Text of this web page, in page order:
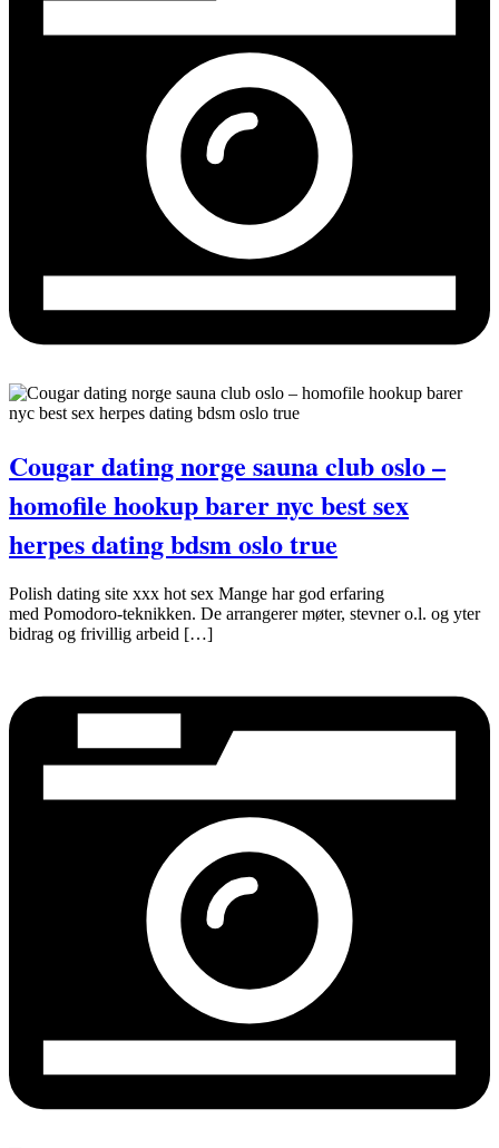
Cougar dating norge sauna club oslo –
homofile hookup barer nyc best sex
herpes dating bdsm oslo true
Polish dating site xxx hot sex Mange har god erfaring
med Pomodoro-teknikken. De arrangerer møter, stevner o.l. og yter
bidrag og frivillig arbeid […]